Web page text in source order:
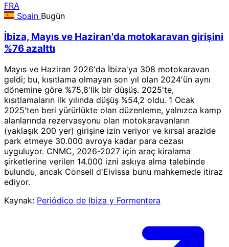
FRA
Spain Bugün
İbiza, Mayıs ve Haziran'da motokaravan girişini
%76 azalttı
Mayıs ve Haziran 2026'da İbiza'ya 308 motokaravan
geldi; bu, kısıtlama olmayan son yıl olan 2024'ün aynı
dönemine göre %75,8'lik bir düşüş. 2025'te,
kısıtlamaların ilk yılında düşüş %54,2 oldu. 1 Ocak
2025'ten beri yürürlükte olan düzenleme, yalnızca kamp
alanlarında rezervasyonu olan motokaravanların
(yaklaşık 200 yer) girişine izin veriyor ve kırsal arazide
park etmeye 30.000 avroya kadar para cezası
uyguluyor. CNMC, 2026-2027 için araç kiralama
şirketlerine verilen 14.000 izni askıya alma talebinde
bulundu, ancak Consell d'Eivissa bunu mahkemede itiraz
ediyor.
Kaynak: Periódico de Ibiza y Formentera